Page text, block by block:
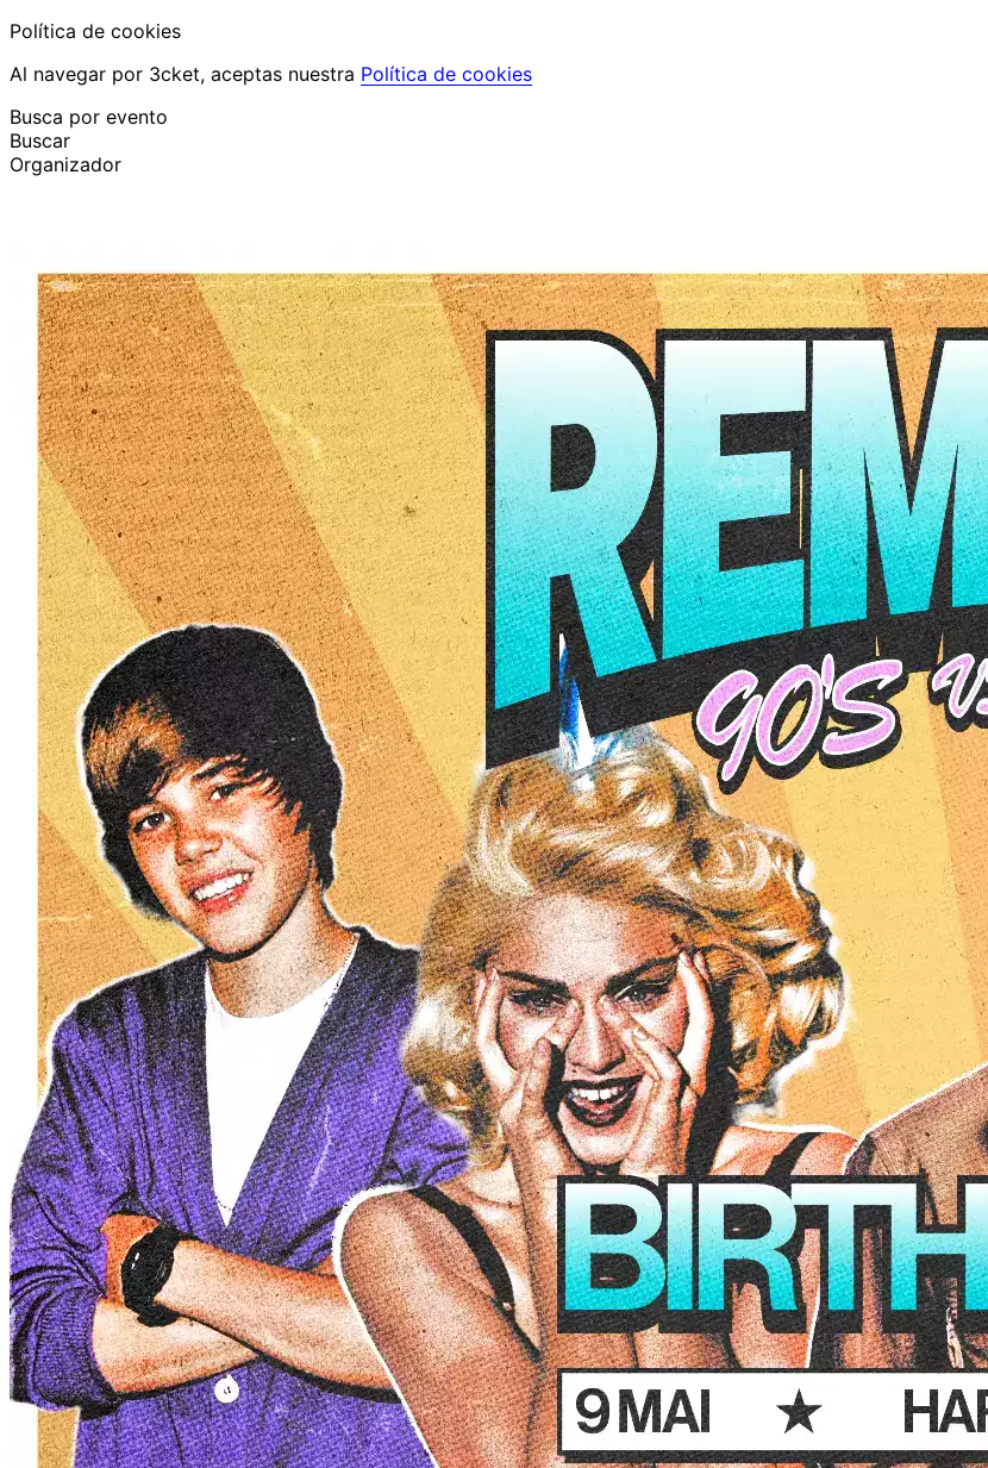
Política de cookies
Al navegar por 3cket, aceptas nuestra Política de cookies
Busca por evento
Buscar
Organizador
Ayuda al participanteHe perdido mi entrada
LoginPromover evento